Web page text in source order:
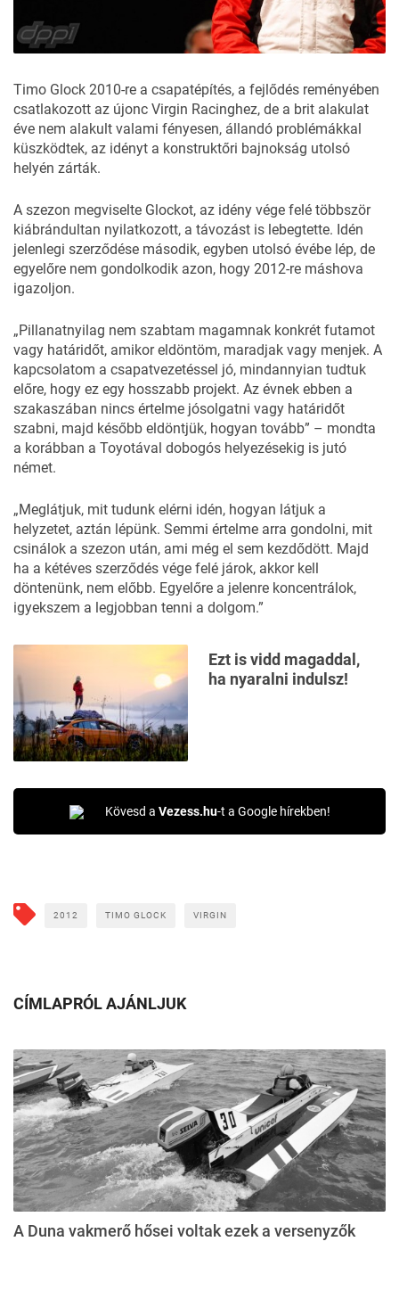
Timo Glock 2010-re a csapatépítés, a fejlődés reményében
csatlakozott az újonc Virgin Racinghez, de a brit alakulat
éve nem alakult valami fényesen, állandó problémákkal
küszködtek, az idényt a konstruktőri bajnokság utolsó
helyén zárták.
A szezon megviselte Glockot, az idény vége felé többször
kiábrándultan nyilatkozott, a távozást is lebegtette. Idén
jelenlegi szerződése második, egyben utolsó évébe lép, de
egyelőre nem gondolkodik azon, hogy 2012-re máshova
igazoljon.
„Pillanatnyilag nem szabtam magamnak konkrét futamot
vagy határidőt, amikor eldöntöm, maradjak vagy menjek. A
kapcsolatom a csapatvezetéssel jó, mindannyian tudtuk
előre, hogy ez egy hosszabb projekt. Az évnek ebben a
szakaszában nincs értelme jósolgatni vagy határidőt
szabni, majd később eldöntjük, hogyan tovább” – mondta
a korábban a Toyotával dobogós helyezésekig is jutó
német.
„Meglátjuk, mit tudunk elérni idén, hogyan látjuk a
helyzetet, aztán lépünk. Semmi értelme arra gondolni, mit
csinálok a szezon után, ami még el sem kezdődött. Majd
ha a kétéves szerződés vége felé járok, akkor kell
döntenünk, nem előbb. Egyelőre a jelenre koncentrálok,
igyekszem a legjobban tenni a dolgom.”
Ezt is vidd magaddal,
ha nyaralni indulsz!
Kövesd a Vezess.hu-t a Google hírekben!
2012 TIMO GLOCK VIRGIN
CÍMLAPRÓL AJÁNLJUK
A Duna vakmerő hősei voltak ezek a versenyzők